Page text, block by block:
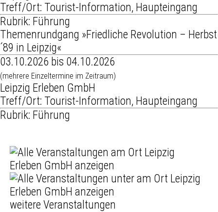
Treff/Ort: Tourist-Information, Haupteingang
Rubrik: Führung
Themenrundgang »Friedliche Revolution – Herbst
´89 in Leipzig«
03.10.2026 bis 04.10.2026
(mehrere Einzeltermine im Zeitraum)
Leipzig Erleben GmbH
Treff/Ort: Tourist-Information, Haupteingang
Rubrik: Führung
weitere Veranstaltungen